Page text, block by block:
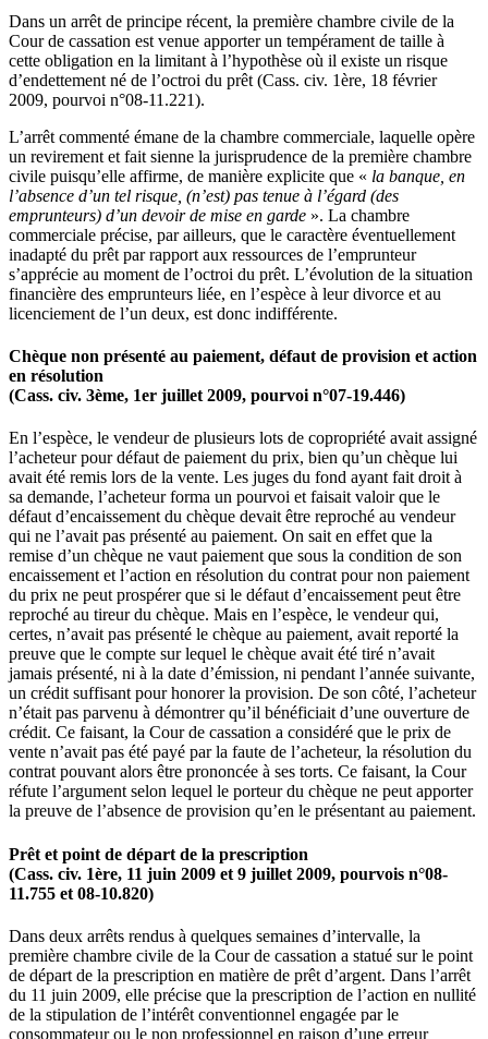
Dans un arrêt de principe récent, la première chambre civile de la
Cour de cassation est venue apporter un tempérament de taille à
cette obligation en la limitant à l’hypothèse où il existe un risque
d’endettement né de l’octroi du prêt (Cass. civ. 1ère, 18 février
2009, pourvoi n°08-11.221).
L’arrêt commenté émane de la chambre commerciale, laquelle opère
un revirement et fait sienne la jurisprudence de la première chambre
civile puisqu’elle affirme, de manière explicite que « la banque, en
l’absence d’un tel risque, (n’est) pas tenue à l’égard (des
emprunteurs) d’un devoir de mise en garde ». La chambre
commerciale précise, par ailleurs, que le caractère éventuellement
inadapté du prêt par rapport aux ressources de l’emprunteur
s’apprécie au moment de l’octroi du prêt. L’évolution de la situation
financière des emprunteurs liée, en l’espèce à leur divorce et au
licenciement de l’un deux, est donc indifférente.
Chèque non présenté au paiement, défaut de provision et action
en résolution
(Cass. civ. 3ème, 1er juillet 2009, pourvoi n°07-19.446)
En l’espèce, le vendeur de plusieurs lots de copropriété avait assigné
l’acheteur pour défaut de paiement du prix, bien qu’un chèque lui
avait été remis lors de la vente. Les juges du fond ayant fait droit à
sa demande, l’acheteur forma un pourvoi et faisait valoir que le
défaut d’encaissement du chèque devait être reproché au vendeur
qui ne l’avait pas présenté au paiement. On sait en effet que la
remise d’un chèque ne vaut paiement que sous la condition de son
encaissement et l’action en résolution du contrat pour non paiement
du prix ne peut prospérer que si le défaut d’encaissement peut être
reproché au tireur du chèque. Mais en l’espèce, le vendeur qui,
certes, n’avait pas présenté le chèque au paiement, avait reporté la
preuve que le compte sur lequel le chèque avait été tiré n’avait
jamais présenté, ni à la date d’émission, ni pendant l’année suivante,
un crédit suffisant pour honorer la provision. De son côté, l’acheteur
n’était pas parvenu à démontrer qu’il bénéficiait d’une ouverture de
crédit. Ce faisant, la Cour de cassation a considéré que le prix de
vente n’avait pas été payé par la faute de l’acheteur, la résolution du
contrat pouvant alors être prononcée à ses torts. Ce faisant, la Cour
réfute l’argument selon lequel le porteur du chèque ne peut apporter
la preuve de l’absence de provision qu’en le présentant au paiement.
Prêt et point de départ de la prescription
(Cass. civ. 1ère, 11 juin 2009 et 9 juillet 2009, pourvois n°08-
11.755 et 08-10.820)
Dans deux arrêts rendus à quelques semaines d’intervalle, la
première chambre civile de la Cour de cassation a statué sur le point
de départ de la prescription en matière de prêt d’argent. Dans l’arrêt
du 11 juin 2009, elle précise que la prescription de l’action en nullité
de la stipulation de l’intérêt conventionnel engagée par le
consommateur ou le non professionnel en raison d’une erreur